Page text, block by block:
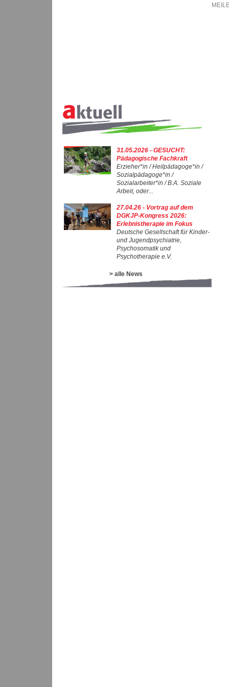
31.05.2026 - GESUCHT:
Pädagogische Fachkraft
Erzieher*in / Heilpädagoge*in /
Sozialpädagoge*in /
Sozialarbeiter*in / B.A. Soziale
Arbeit, oder...
27.04.26 - Vortrag auf dem
DGKJP-Kongress 2026:
Erlebnistherapie im Fokus
Deutsche Gesellschaft für Kinder-
und Jugendpsychiatrie,
Psychosomatik und
Psychotherapie e.V.
> alle News